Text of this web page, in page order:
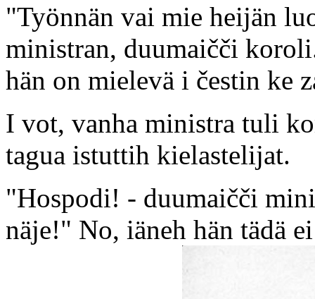
"Työnnän vai mie heijän
ministran, duumaičči
hän on mielevä i čestin ke
I vot, vanha ministra tuli
tagua istuttih kielastelijat.
"Hospodi! - duumaičči
näje!" No, iäneh hän tädä